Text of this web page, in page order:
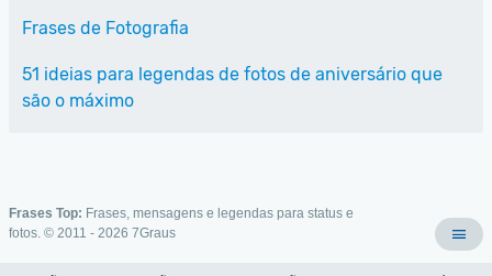
Frases de Fotografia
51 ideias para legendas de fotos de aniversário que
são o máximo
Frases Top: Frases, mensagens e legendas para status e
fotos. © 2011 - 2026 7Graus